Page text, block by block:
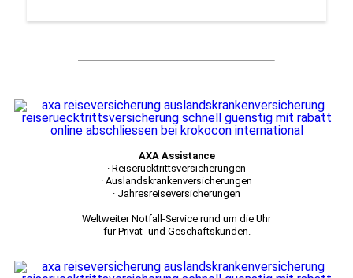
AXA Assistance
· Reiserücktrittsversicherungen
· Auslandskrankenversicherungen
· Jahresreiseversicherungen
Weltweiter Notfall-Service rund um die Uhr
für Privat- und Geschäftskunden.